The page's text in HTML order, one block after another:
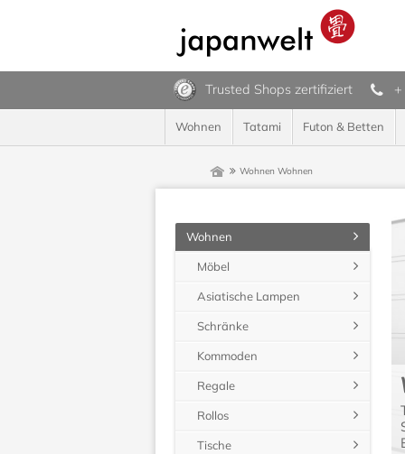
Trusted Shops zertifiziert
Wohnen Tatami Futon & Betten
WohnenWohnen
Wohnen
Möbel
Asiatische Lampen
Schränke
Kommoden
Regale
Rollos
Tische